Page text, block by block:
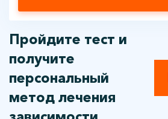
Пройдите тест и
получите
персональный
метод лечения